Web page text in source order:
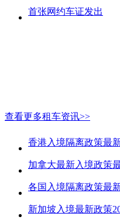
首张网约车证发出
查看更多租车资讯>>
香港入境隔离政策最
加拿大最新入境政策
各国入境隔离政策最
新加坡入境最新政策